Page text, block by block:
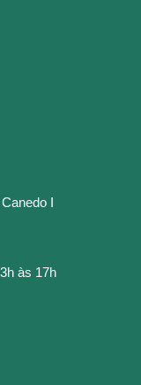
I
às 17h